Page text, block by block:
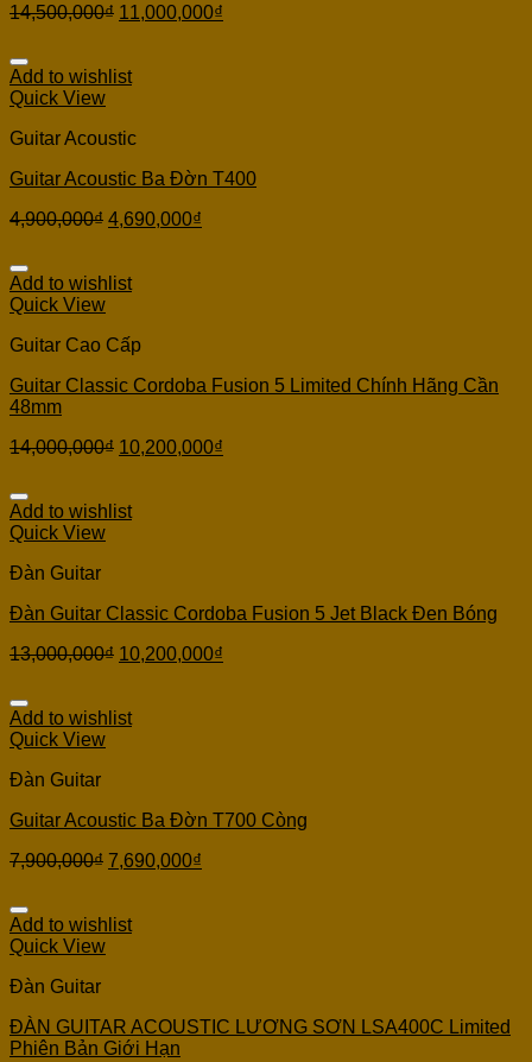
14,500,000₫ 11,000,000₫
Add to wishlist
Quick View
Guitar Acoustic
Guitar Acoustic Ba Đờn T400
4,900,000₫ 4,690,000₫
Add to wishlist
Quick View
Guitar Cao Cấp
Guitar Classic Cordoba Fusion 5 Limited Chính Hãng Cần
48mm
14,000,000₫ 10,200,000₫
Add to wishlist
Quick View
Đàn Guitar
Đàn Guitar Classic Cordoba Fusion 5 Jet Black Đen Bóng
13,000,000₫ 10,200,000₫
Add to wishlist
Quick View
Đàn Guitar
Guitar Acoustic Ba Đờn T700 Còng
7,900,000₫ 7,690,000₫
Add to wishlist
Quick View
Đàn Guitar
ĐÀN GUITAR ACOUSTIC LƯƠNG SƠN LSA400C Limited
Phiên Bản Giới Hạn